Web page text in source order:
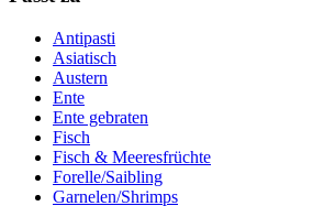
Antipasti
Asiatisch
Austern
Ente
Ente gebraten
Fisch
Fisch & Meeresfrüchte
Forelle/Saibling
Garnelen/Shrimps